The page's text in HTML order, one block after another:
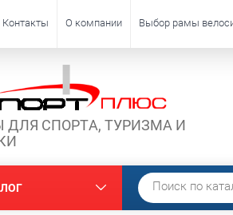
Контакты О компании Выбор рамы
ДЛЯ СПОРТА, ТУРИЗМА И